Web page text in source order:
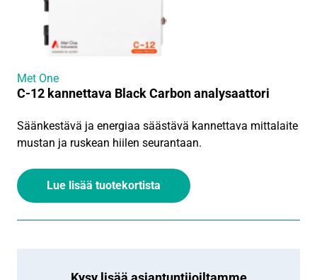
Met One
C-12 kannettava Black Carbon analysaattori
Säänkestävä ja energiaa säästävä kannettava mittalaite
mustan ja ruskean hiilen seurantaan.
Lue lisää tuotekortista